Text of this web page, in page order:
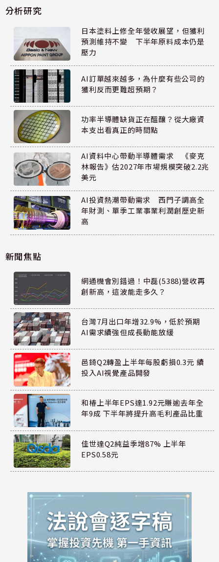
分析研究
日本塗料上修全年營收展望，但獲利
預測維持不變 下半年原料成本仍是
壓力
AI訂單越來越多，為什麼有些公司的
獲利反而更難超預期？
功率半導體缺貨正在醞釀？從大廠資
本支出看真正的時間點
AI資料中心帶動半導體需求 《麥克
林報告》估2027年市場規模突破2.2兆
美元
AI投資熱潮帶動需求 西門子調高全
年財測、單季工業事業利潤創歷史新
高
新聞焦點
網通機會別錯過！中磊(5388)營收再
創新高，這波能走多久？
台灣7月出口年增32.9%，低於預期
AI需求續強但成長動能放緩
邑錡Q2轉盈上半年每股虧損0.3元 續
投入AI視覺產品開發
和椿上半年EPS達1.92元賺逾去年全
年9成 下半年將提升高毛利產品比重
佳世達Q2純益季增87% 上半年
EPS0.58元